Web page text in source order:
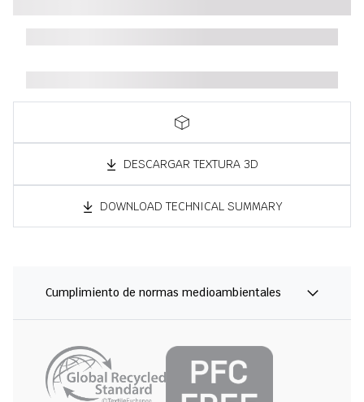
DESCARGAR TEXTURA 3D
DOWNLOAD TECHNICAL SUMMARY
Cumplimiento de normas medioambientales